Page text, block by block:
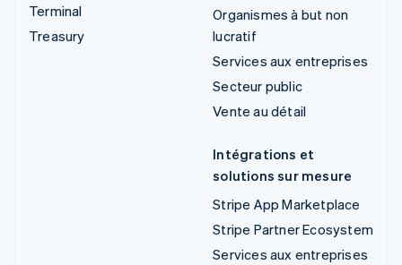
Terminal
Treasury
Organismes à but non
lucratif
Services aux entreprises
Secteur public
Vente au détail
Intégrations et
solutions sur mesure
Stripe App Marketplace
Stripe Partner Ecosystem
Services aux entreprises